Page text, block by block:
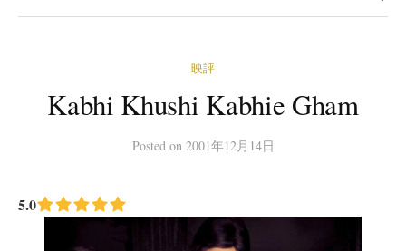
映評
Kabhi Khushi Kabhie Gham
Posted on 2001年12月14日
5.0